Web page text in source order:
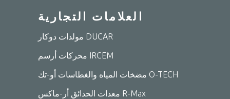
العلامات التجارية
مولدات دوكار DUCAR
محركات أرسم IRCEM
مضخات المياه والغطاسات أو-تك O-TECH
معدات الحدائق أر-ماكس R-Max